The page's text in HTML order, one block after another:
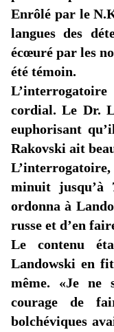
Enrôlé par le
langues des
écœuré par les
été témoin.
cordial. Le Dr.
euphorisant
Rakovski ait
minuit jusqu’à
ordonna à
russe et d’en
Le contenu
Landowski en
même. «Je ne
courage de
bolchéviques